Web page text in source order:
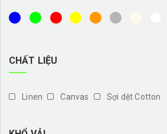
CHẤT LIỆU
Linen Canvas Sợi dệt Cotton